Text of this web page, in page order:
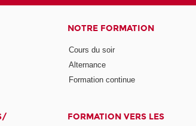
NOTRE FORMATION
Cours du soir
Alternance
Formation continue
FORMATION VERS LES